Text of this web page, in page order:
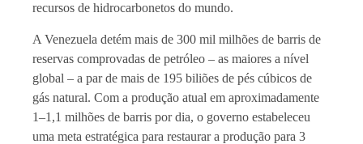
recursos de hidrocarbonetos do mundo.
A Venezuela detém mais de 300 mil milhões de barris de
reservas comprovadas de petróleo – as maiores a nível
global – a par de mais de 195 biliões de pés cúbicos de
gás natural. Com a produção atual em aproximadamente
1–1,1 milhões de barris por dia, o governo estabeleceu
uma meta estratégica para restaurar a produção para 3